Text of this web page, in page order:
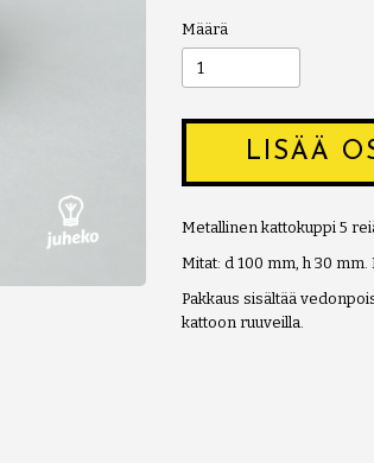
Määrä
LISÄÄ
Metallinen kattokuppi 5
Mitat: d 100 mm, h 30 mm.
Pakkaus sisältää
kattoon ruuveilla.